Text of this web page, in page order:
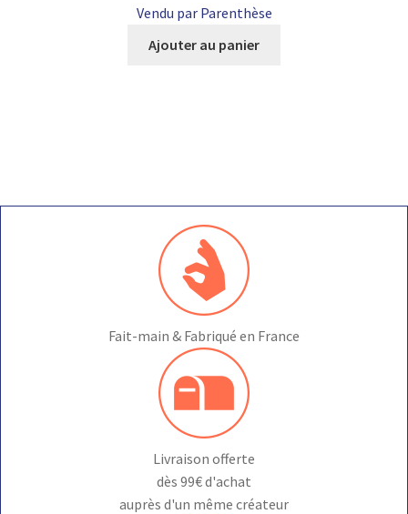
Vendu par Parenthèse
Ajouter au panier
Fait-main & Fabriqué en France
Livraison offerte
dès 99€ d'achat
auprès d'un même créateur